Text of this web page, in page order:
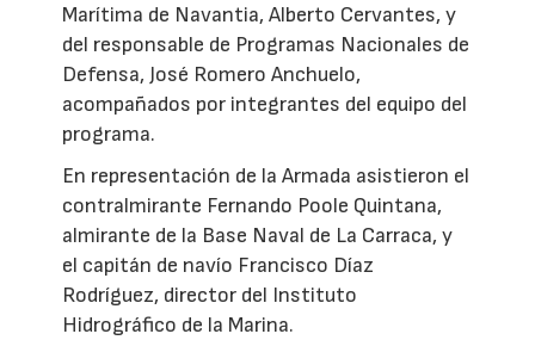
Marítima de Navantia, Alberto Cervantes, y
del responsable de Programas Nacionales de
Defensa, José Romero Anchuelo,
acompañados por integrantes del equipo del
programa.
En representación de la Armada asistieron el
contralmirante Fernando Poole Quintana,
almirante de la Base Naval de La Carraca, y
el capitán de navío Francisco Díaz
Rodríguez, director del Instituto
Hidrográfico de la Marina.